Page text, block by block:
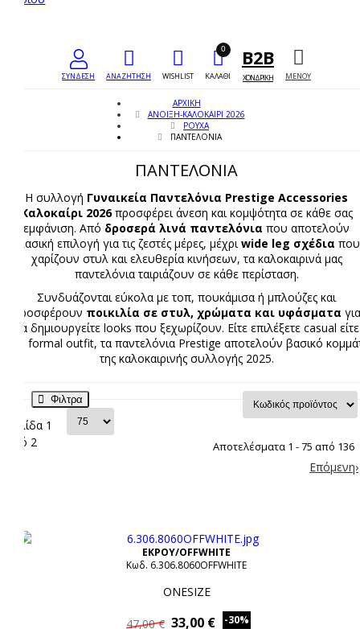
ΣΥΝΔΕΣΗ ΑΝΑΖΗΤΗΣΗ WISHLIST
0
ΚΑΛΑΘΙ
B2B
ΧΟΝΔΡΙΚΗ
TOGGLE
ΜΕΝΟΥ
ΑΡΧΙΚΉ
ΑΝΟΙΞΗ-ΚΑΛΟΚΑΙΡΙ 2026
ΡΟΥΧΑ
ΠΑΝΤΕΛΌΝΙΑ
ΠΑΝΤΕΛΌΝΙΑ
Η συλλογή Γυναικεία Παντελόνια Prestige Accessories
Καλοκαίρι 2026προσφέρει άνεση και κομψότητα σε κάθε σας
εμφάνιση. Από δροσερά λινά παντελόνια που αποτελούν
κλασική επιλογή για τις ζεστές μέρες, μέχριwide leg σχέδια που
χαρίζουν στυλ και ελευθερία κινήσεων, τα καλοκαιρινά μας
παντελόνια ταιριάζουν σε κάθε περίσταση.
Συνδυάζονται εύκολα με τοπ, πουκάμισα ή μπλούζες και
προσφέρουν ποικιλία σε στυλ, χρώματα και υφάσματα για
να δημιουργείτε looks που ξεχωρίζουν. Είτε επιλέξετε casual είτε
πιο formal outfit, τα παντελόνια Prestige αποτελούν βασικό
της καλοκαιρινής συλλογής 2025.
Φιλτρα
Αποτελέσματα 1 - 75 από 136
Σελίδα 1
από 2
Επόμενη›
ΕΚΡΟΥ/OFFWHITE
Κωδ. 6.306.8060OFFWHITE
ONESIZE
47,00 € 33,00 € -30%